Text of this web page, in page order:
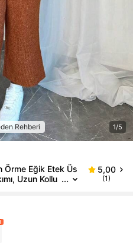
Rehberi 1/5
Örme Eğik Etek Üs
Uzun Kollu
5,00
(1)